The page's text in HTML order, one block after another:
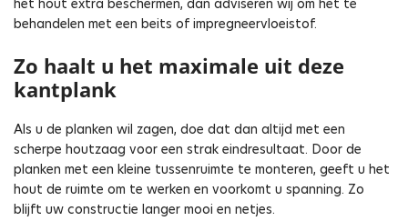
het hout extra beschermen, dan adviseren wij om het te
behandelen met een beits of impregneervloeistof.
Zo haalt u het maximale uit deze
kantplank
Als u de planken wil zagen, doe dat dan altijd met een
scherpe houtzaag voor een strak eindresultaat. Door de
planken met een kleine tussenruimte te monteren, geeft u het
hout de ruimte om te werken en voorkomt u spanning. Zo
blijft uw constructie langer mooi en netjes.